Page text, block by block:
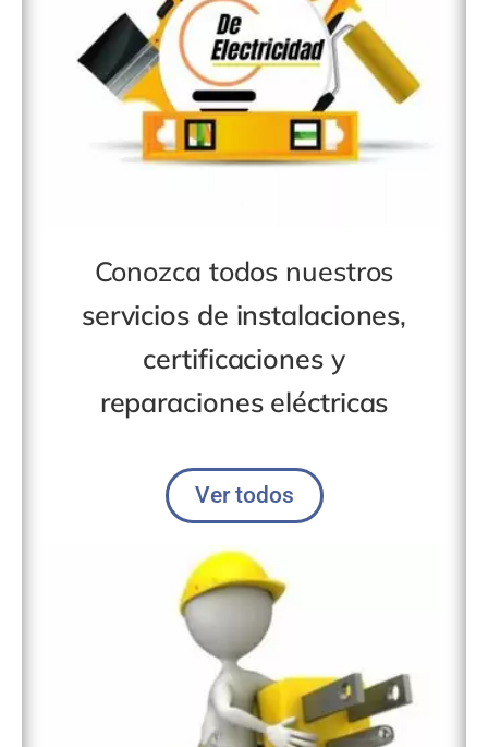
Conozca todos nuestros
servicios de instalaciones,
certificacionesy
reparaciones eléctricas
Ver todos